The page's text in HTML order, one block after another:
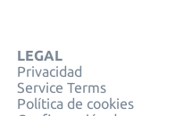
LEGAL
Privacidad
Service Terms
Política de cookies